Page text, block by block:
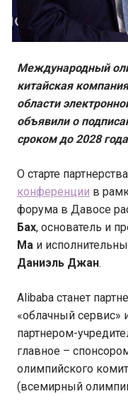
Международный
китайская
области
объявили о
сроком до 2028 года
О старте
конференции в
форума в Давосе
Бах, основатель и
Ма и
Даниэль Джан.
Alibaba станет
«облачный сервис»
партнером-
главное –
олимпийского
(всемирный